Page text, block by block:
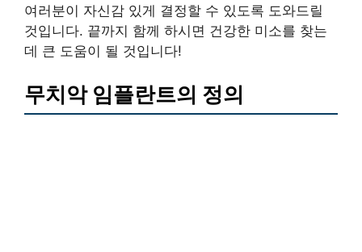
여러분이 자신감 있게 결정할 수 있도록 도와드릴
것입니다. 끝까지 함께 하시면 건강한 미소를 찾는
데 큰 도움이 될 것입니다!
무치악 임플란트의 정의